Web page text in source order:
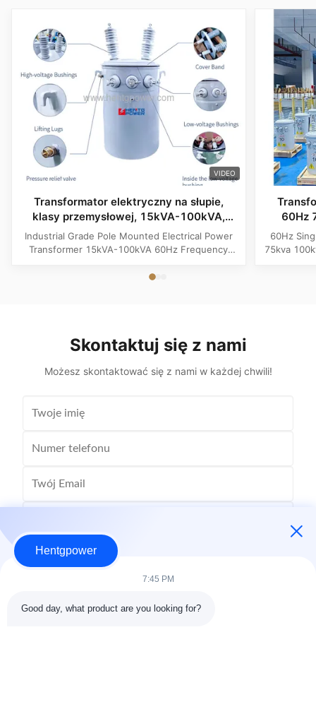
VIDEO
Transformator elektryczny na słupie,
klasy przemysłowej, 15kVA-100kVA,
częstotliwość 60Hz
Industrial Grade Pole Mounted Electrical Power
Transformer 15kVA-100kVA 60Hz Frequency
Frequency 60Hz Phase Single Phase Application
60Hz
60Hz
75kva
Skontaktuj się z nami
Możesz skontaktować się z nami w każdej chwili!
Hentgpower
7:45 PM
Good day, what product are you looking for?